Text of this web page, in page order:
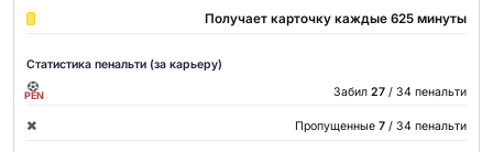
Получает карточку каждые 625 минуты
Статистика пенальти (за карьеру)
PEN Забил 27 / 34 пенальти
Пропущенные 7 / 34 пенальти